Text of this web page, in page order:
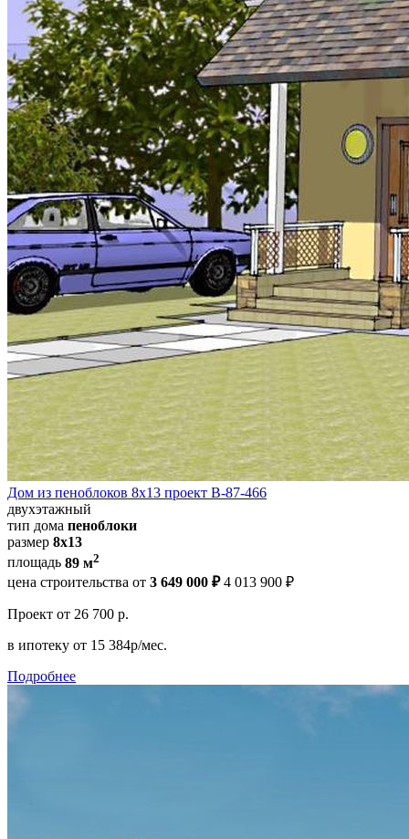
Дом из пеноблоков 8х13 проект В-87-466
двухэтажный
тип дома пеноблоки
размер 8х13
площадь 89 м2
цена строительства от 3 649 000 ₽ 4 013 900 ₽
Проект от 26 700 р.
в ипотеку от 15 384р/мес.
Подробнее